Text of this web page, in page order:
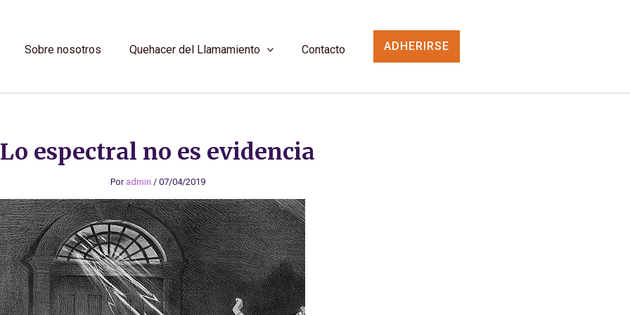
Sobre nosotros Quehacer del Llamamiento Contacto ADHERIRSE
Lo espectral no es evidencia
Por admin / 07/04/2019